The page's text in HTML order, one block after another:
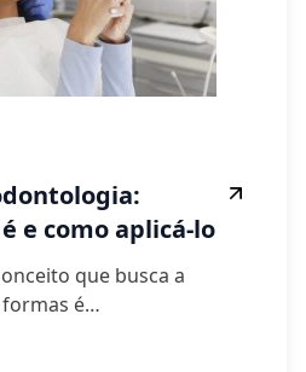
e como aplicá-lo
que busca a
formas é…